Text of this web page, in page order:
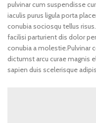
pulvinar cum suspendisse
iaculis purus ligula porta
conubia sociosqu tellus risus.
facilisi parturient dis dolor
conubia a molestie.Pulvinar
dictumst arcu curae magnis
sapien duis scelerisque